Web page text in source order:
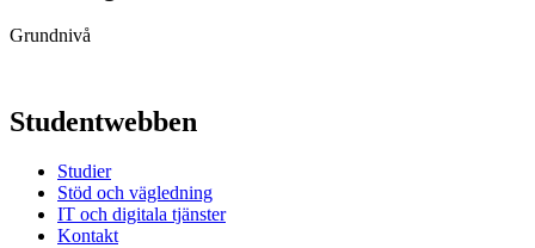
Grundnivå
Studentwebben
Studier
Stöd och vägledning
IT och digitala tjänster
Kontakt